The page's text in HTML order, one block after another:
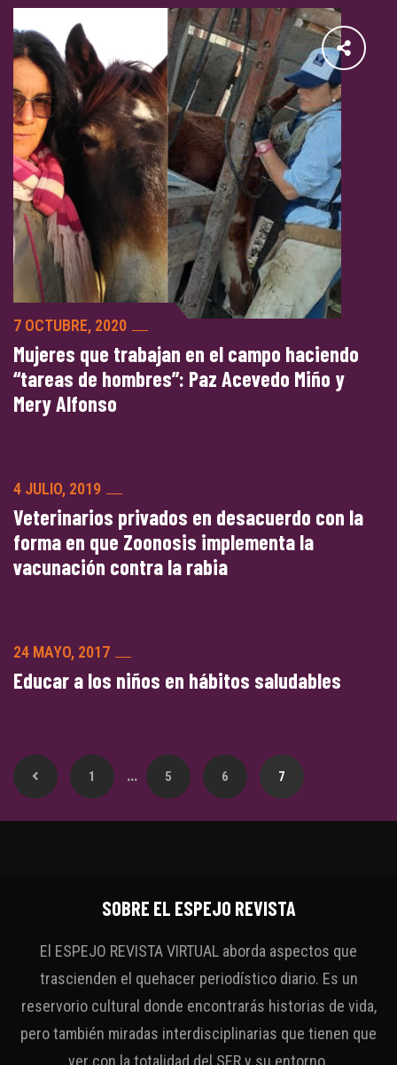
7 OCTUBRE, 2020
Mujeres que trabajan en el campo haciendo
“tareas de hombres”: Paz Acevedo Miño y
Mery Alfonso
4 JULIO, 2019
Veterinarios privados en desacuerdo con la
forma en que Zoonosis implementa la
vacunación contra la rabia
24 MAYO, 2017
Educar a los niños en hábitos saludables
1 … 5 6 7
SOBRE EL ESPEJO REVISTA
El ESPEJO REVISTA VIRTUAL aborda aspectos que
trascienden el quehacer periodístico diario. Es un
reservorio cultural donde encontrarás historias de vida,
pero también miradas interdisciplinarias que tienen que
ver con la totalidad del SER y su entorno.